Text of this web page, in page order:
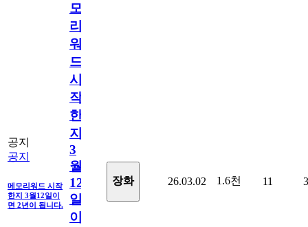
공지
공지
메모리워드 시작
한지 3월12일이
면 2년이 됩니다.
모
리
워
드
시
작
한
지
3
월
12
일
이
장화 26.03.02 1.6천 11 3